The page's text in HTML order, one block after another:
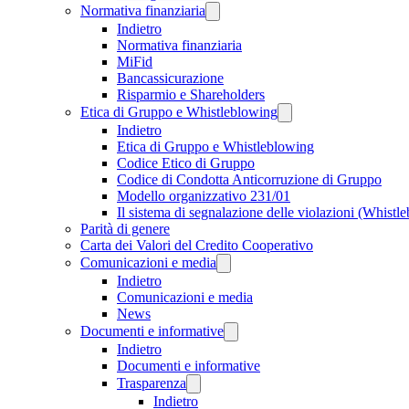
Normativa finanziaria
Indietro
Normativa finanziaria
MiFid
Bancassicurazione
Risparmio e Shareholders
Etica di Gruppo e Whistleblowing
Indietro
Etica di Gruppo e Whistleblowing
Codice Etico di Gruppo
Codice di Condotta Anticorruzione di Gruppo
Modello organizzativo 231/01
Il sistema di segnalazione delle violazioni
Parità di genere
Carta dei Valori del Credito Cooperativo
Comunicazioni e media
Indietro
Comunicazioni e media
News
Documenti e informative
Indietro
Documenti e informative
Trasparenza
Indietro